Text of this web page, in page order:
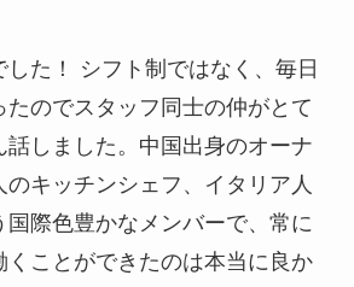
た！ シフト制ではなく、毎日
たのでスタッフ同士の仲がとて
話しました。中国出身のオーナ
キッチンシェフ、イタリア人
国際色豊かなメンバーで、常に
くことができたのは本当に良か